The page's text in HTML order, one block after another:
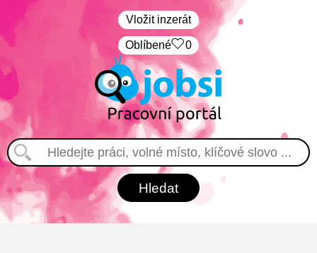
Vložit inzerát
Oblíbené 0